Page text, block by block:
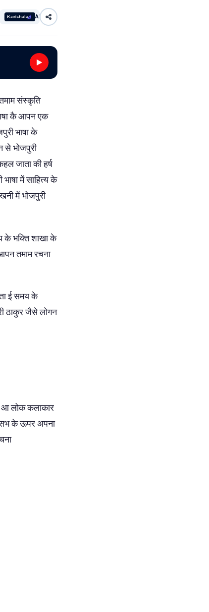
AI
संस्कृति
कै आपन एक
भाषा के
से भोजपुरी
जाता की हर्ष
में साहित्य के
में भोजपुरी
के भक्ति शाखा के
तमाम रचना
ई समय के
ठाकुर जैसे लोगन
आ लोक कलाकार
सभ के ऊपर अपना